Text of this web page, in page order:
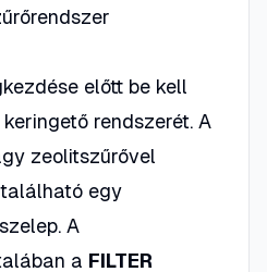
előtt be kell
rendszerét. A
zeolitszűrővel
egy
A
a FILTER